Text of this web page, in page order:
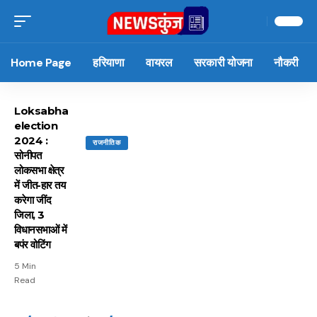
Home Page हरियाणा वायरल सरकारी योजना नौकरी
राजनीतिक
Loksabha
election
2024 :
सोनीपत
लोकसभा क्षेत्र
में जीत-हार तय
करेगा जींद
जिला, 3
विधानसभाओं में
बपंर वोटिंग
5 Min
Read
15 नवंबर से लागू होंगे